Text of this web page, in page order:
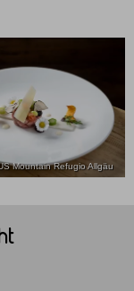
Mountain Refugio Allgäu